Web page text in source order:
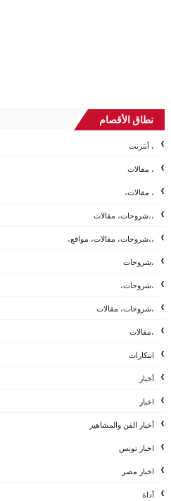
نطاق الأقصام
، أنترنت
، مقالات
، مقالات،
،،شروحات، مقالات
،،شروحات، مقالات، مواقع،
،شروحات
،شروحات،
،شروحات، مقالات
،مقالات
ابتكارات
أخبار
اخبار
أخبار الفن والمشاهير
اخبار تونس
اخبار مصر
أداة